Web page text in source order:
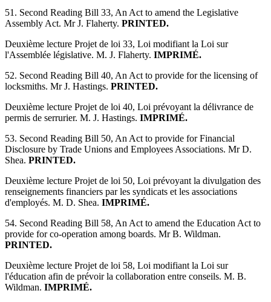
51. Second Reading Bill 33, An Act to amend the Legislative
Assembly Act. Mr J. Flaherty. PRINTED.
Deuxième lecture Projet de loi 33, Loi modifiant la Loi sur
l'Assemblée législative. M. J. Flaherty. IMPRIMÉ.
52. Second Reading Bill 40, An Act to provide for the licensing of
locksmiths. Mr J. Hastings. PRINTED.
Deuxième lecture Projet de loi 40, Loi prévoyant la délivrance de
permis de serrurier. M. J. Hastings. IMPRIMÉ.
53. Second Reading Bill 50, An Act to provide for Financial
Disclosure by Trade Unions and Employees Associations. Mr D.
Shea. PRINTED.
Deuxième lecture Projet de loi 50, Loi prévoyant la divulgation des
renseignements financiers par les syndicats et les associations
d'employés. M. D. Shea. IMPRIMÉ.
54. Second Reading Bill 58, An Act to amend the Education Act to
provide for co-operation among boards. Mr B. Wildman.
PRINTED.
Deuxième lecture Projet de loi 58, Loi modifiant la Loi sur
l'éducation afin de prévoir la collaboration entre conseils. M. B.
Wildman. IMPRIMÉ.